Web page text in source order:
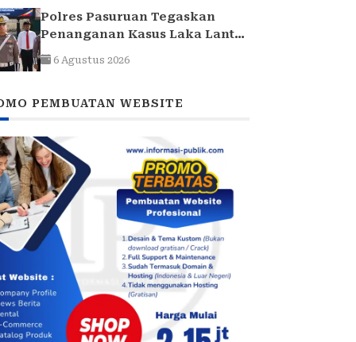
Polres Pasuruan Tegaskan
Penanganan Kasus Laka Lantas
2017 Telah Tuntas dan
Berkekuatan Hukum Tetap
6 Agustus 2026
PEMBUATAN WEBSITE